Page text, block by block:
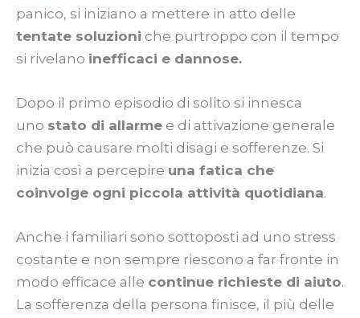
panico, si iniziano a mettere in atto delle
tentate soluzioni che purtroppo con il tempo
si rivelano inefficaci e dannose.
Dopo il primo episodio di solito si innesca
uno stato di allarme e di attivazione generale
che può causare molti disagi e sofferenze. Si
inizia così a percepire una fatica che
coinvolge ogni piccola attività quotidiana.
Anche i familiari sono sottoposti ad uno stress
costante e non sempre riescono a far fronte in
modo efficace alle continue richieste di aiuto.
La sofferenza della persona finisce, il più delle